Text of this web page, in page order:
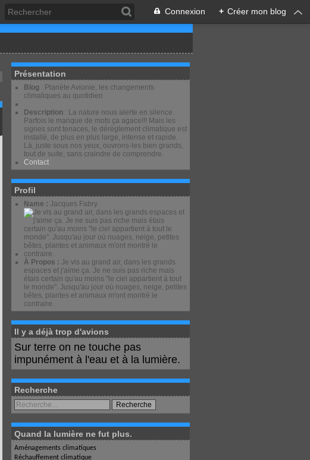
Connexion + Créer mon blog
Présentation
Blog : Planète Avionie, les changements
climatiques au quotidien
Description : La nature nous alerte en silence.
Parfois le manque de mots ça agace!!! Mais les
signes sont tenaces, le dérèglement climatique est
installé, de plus en plus large, intense et rapide.
Là, juste sous nos yeux, ouvrons-les bien grands,
tout de suite, sans craindre de comprendre.
Contact
Profil
Name : Jacques Fabry
À Propos : Je vis au grand air, dans les grands
espaces et j'aime ça. Je ne suis pas riche mais
étais certain qu'au moins "le ciel appartient à tout
le monde". Jusqu'au jour où nuages, neige, petites
bêtes, plantes et animaux m'ont montré le
contraire.
Il y a déjà trop d'avions
Sur terre on ne touche pas
impunément à l'eau et à la lumière.
Recherche
Quand la lumière ne fut plus.
Aménagements climatiques
Réchauffement climatique